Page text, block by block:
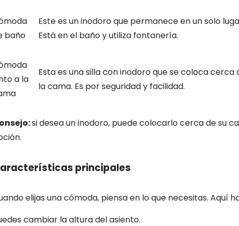
baño
Este es un inodoro que permanece en un solo
Está en el baño y utiliza fontanería.
a la
Esta es una silla con inodoro que se coloca cerca
la cama. Es por seguridad y facilidad.
si desea un inodoro, puede colocarlo cerca de su
principales
elijas una cómoda, piensa en lo que necesitas. Aquí
cambiar la altura del asiento.